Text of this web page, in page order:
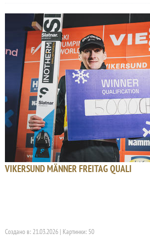
VIKERSUND MÄNNER FREITAG QUALI
Создано в: 21.03.2026 | Картинки: 50